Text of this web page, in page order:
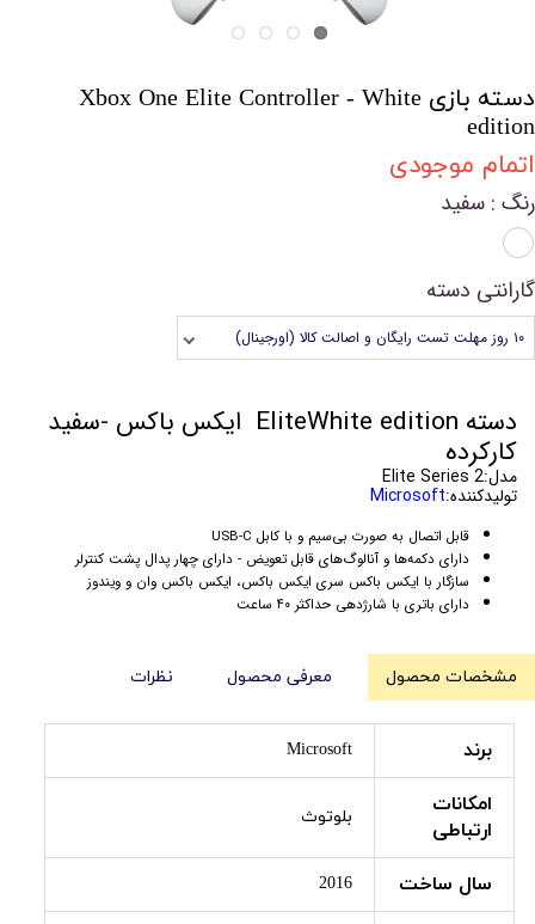
دسته بازی Xbox One Elite Controller - White
edition
اتمام موجودی
رنگ : سفید
گارانتی دسته
۱۰ روز مهلت تست رایگان و اصالت کالا (اورجینال)
دسته EliteWhite edition ایکس باکس -سفید
کارکرده
مدل:Elite Series 2
تولیدکننده:Microsoft
قابل اتصال به صورت بی‌سیم و با کابل USB-C
دارای دکمه‌ها و آنالوگ‌های قابل تعویض - دارای چهار پدال پشت کنترلر
سازگار با ایکس باکس سری ایکس باکس، ایکس باکس وان و ویندوز
دارای باتری با شارژدهی حداکثر ۴۰ ساعت
مشخصات محصول معرفی محصول نظرات
برند Microsoft
امکانات
ارتباطی
بلوتوث
سال ساخت 2016